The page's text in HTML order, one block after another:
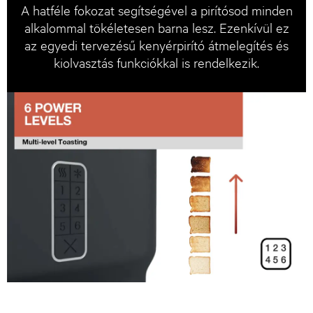
A hatféle fokozat segítségével a pirítósod minden
alkalommal tökéletesen barna lesz. Ezenkívül ez
az egyedi tervezésű kenyérpirító átmelegítés és
kiolvasztás funkciókkal is rendelkezik.